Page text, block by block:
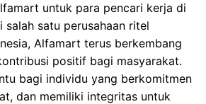
untuk para pencari kerja di
salah satu perusahaan ritel
Alfamart terus berkembang
positif bagi masyarakat.
bagi individu yang berkomitmen
dan memiliki integritas untuk